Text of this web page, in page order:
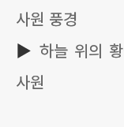
사원 풍경
▶ 하늘 위의
사원